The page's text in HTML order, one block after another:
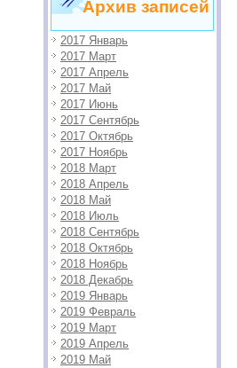
Архив записей
2017 Январь
2017 Март
2017 Апрель
2017 Май
2017 Июнь
2017 Сентябрь
2017 Октябрь
2017 Ноябрь
2018 Март
2018 Апрель
2018 Май
2018 Июль
2018 Сентябрь
2018 Октябрь
2018 Ноябрь
2018 Декабрь
2019 Январь
2019 Февраль
2019 Март
2019 Апрель
2019 Май